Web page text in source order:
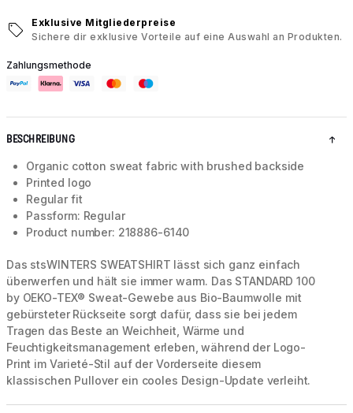
Exklusive Mitgliederpreise
Sichere dir exklusive Vorteile auf eine Auswahl an Produkten.
Zahlungsmethode
BESCHREIBUNG
Organic cotton sweat fabric with brushed backside
Printed logo
Regular fit
Passform: Regular
Product number: 218886-6140
Das stsWINTERS SWEATSHIRT lässt sich ganz einfach
überwerfen und hält sie immer warm. Das STANDARD 100
by OEKO-TEX® Sweat-Gewebe aus Bio-Baumwolle mit
gebürsteter Rückseite sorgt dafür, dass sie bei jedem
Tragen das Beste an Weichheit, Wärme und
Feuchtigkeitsmanagement erleben, während der Logo-
Print im Varieté-Stil auf der Vorderseite diesem
klassischen Pullover ein cooles Design-Update verleiht.